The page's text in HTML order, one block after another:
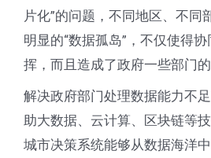
片化”的问题，不同地区、不同
明显的“数据孤岛”，不仅使得
挥，而且造成了政府一些部门的
解决政府部门处理数据能力不
助大数据、云计算、区块链等
城市决策系统能够从数据海洋